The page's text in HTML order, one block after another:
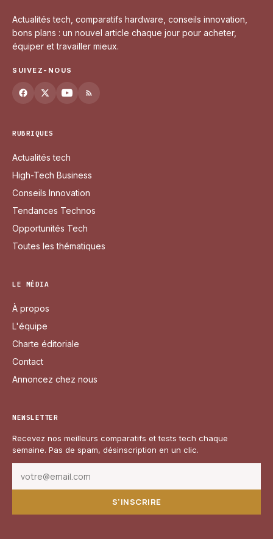
Actualités tech, comparatifs hardware, conseils innovation,
bons plans : un nouvel article chaque jour pour acheter,
équiper et travailler mieux.
SUIVEZ-NOUS
RUBRIQUES
Actualités tech
High-Tech Business
Conseils Innovation
Tendances Technos
Opportunités Tech
Toutes les thématiques
LE MÉDIA
À propos
L'équipe
Charte éditoriale
Contact
Annoncez chez nous
NEWSLETTER
Recevez nos meilleurs comparatifs et tests tech chaque
semaine. Pas de spam, désinscription en un clic.
S'INSCRIRE